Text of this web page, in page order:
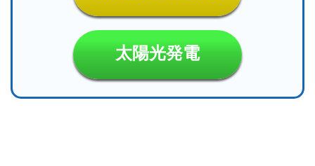
太陽光発電